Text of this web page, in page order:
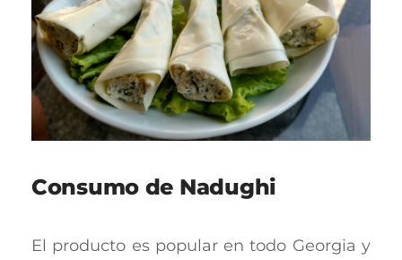
Consumo de Nadughi
El producto es popular en todo Georgia y